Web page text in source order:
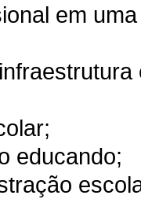
em
educando;